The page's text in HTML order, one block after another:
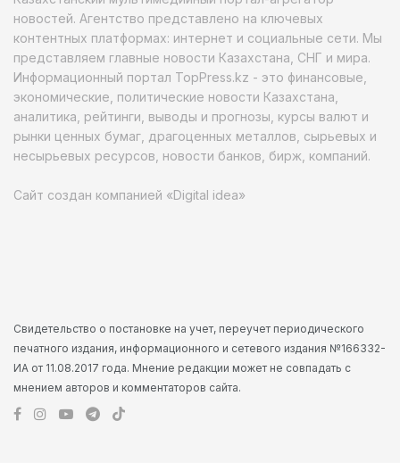
новостей. Агентство представлено на ключевых
контентных платформах: интернет и социальные сети. Мы
представляем главные новости Казахстана, СНГ и мира.
Информационный портал TopPress.kz - это финансовые,
экономические, политические новости Казахстана,
аналитика, рейтинги, выводы и прогнозы, курсы валют и
рынки ценных бумаг, драгоценных металлов, сырьевых и
несырьевых ресурсов, новости банков, бирж, компаний.
Сайт создан компанией «Digital idea»
Свидетельство о постановке на учет, переучет периодического
печатного издания, информационного и сетевого издания №166332-
ИА от 11.08.2017 года. Мнение редакции может не совпадать с
мнением авторов и комментаторов сайта.